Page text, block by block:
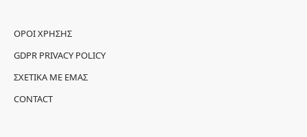
ΌΡΟΙ ΧΡΉΣΗΣ
GDPR PRIVACY POLICY
ΣΧΕΤΙΚΆ ΜΕ ΕΜΆΣ
CONTACT